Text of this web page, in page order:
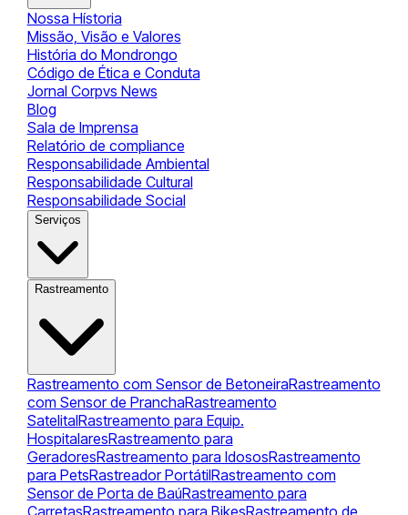
Nossa Hístoria
Missão, Visão e Valores
História do Mondrongo
Código de Ética e Conduta
Jornal Corpvs News
Blog
Sala de Imprensa
Relatório de compliance
Responsabilidade Ambiental
Responsabilidade Cultural
Responsabilidade Social
Serviços
Rastreamento
Rastreamento com Sensor de BetoneiraRastreamento
com Sensor de PranchaRastreamento
SatelitalRastreamento para Equip.
HospitalaresRastreamento para
GeradoresRastreamento para IdososRastreamento
para PetsRastreador PortátilRastreamento com
Sensor de Porta de BaúRastreamento para